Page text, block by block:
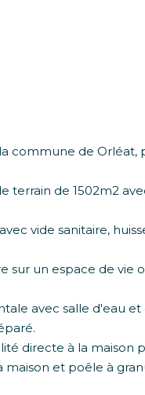
commune de Orléat,
terrain de 1502m2
vide sanitaire,
sur un espace de vie
avec salle d'eau
directe à la maison
et poêle à